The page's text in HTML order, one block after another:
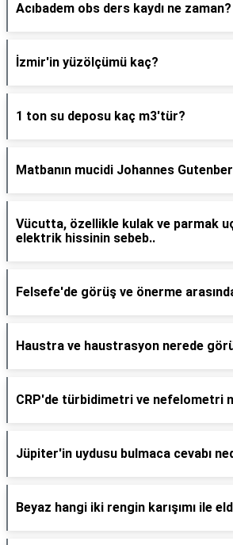
Acıbadem obs ders kaydı ne zaman?
İzmir'in yüzölçümü kaç?
1 ton su deposu kaç m3'tür?
Matbanın mucidi Johannes
Vücutta, özellikle kulak ve parmak
elektrik hissinin sebeb..
Felsefe'de görüş ve önerme
Haustra ve haustrasyon nerede
CRP'de türbidimetri ve nefelometri
Jüpiter'in uydusu bulmaca cevabı
Beyaz hangi iki rengin karışımı ile